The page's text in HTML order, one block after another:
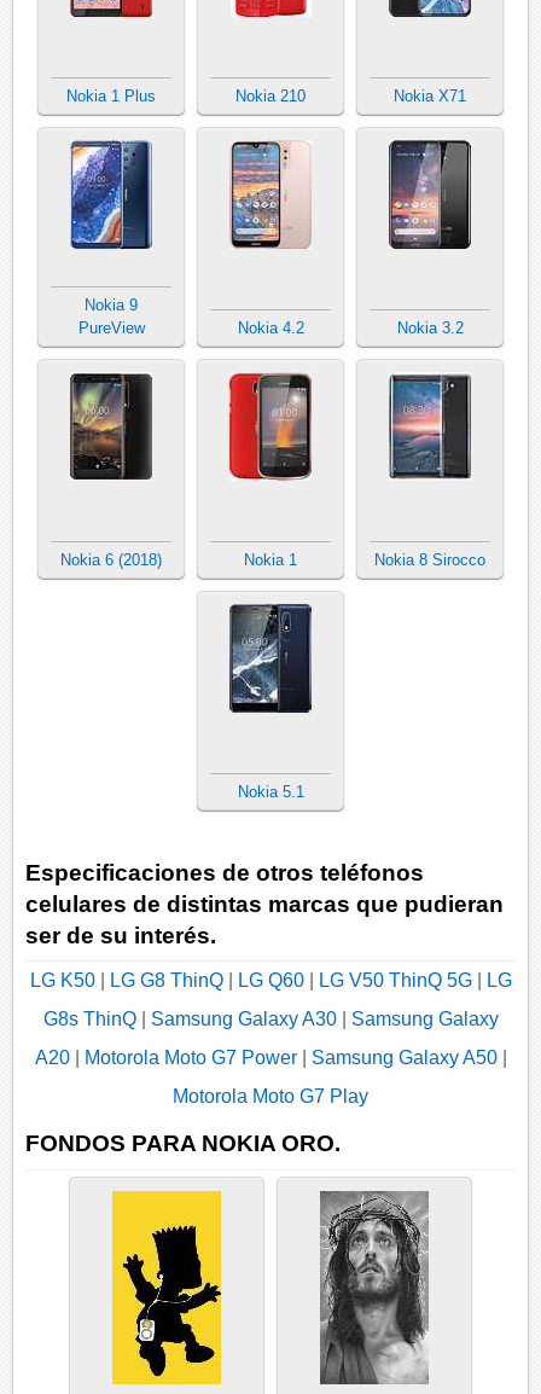
Nokia 1 Plus Nokia 210 Nokia X71
Nokia 9
PureView
Nokia 4.2 Nokia 3.2
Nokia 6 (2018) Nokia 1 Nokia 8 Sirocco
Nokia 5.1
Especificaciones de otros teléfonos
celulares de distintas marcas que pudieran
ser de su interés.
LG K50| LG G8 ThinQ| LG Q60| LG V50 ThinQ 5G|
LG
G8s ThinQ| Samsung Galaxy A30| Samsung Galaxy
A20| Motorola Moto G7 Power| Samsung Galaxy A50|
Motorola Moto G7 Play
FONDOS PARA NOKIA ORO.